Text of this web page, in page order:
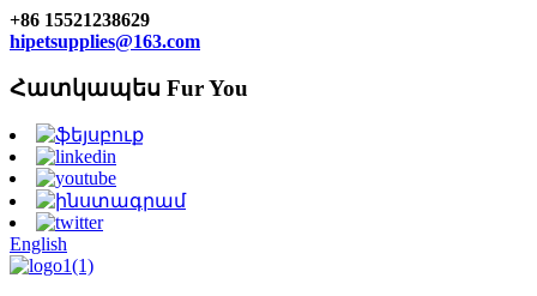
+86 15521238629
hipetsupplies@163.com
Հատկապես Fur You
English